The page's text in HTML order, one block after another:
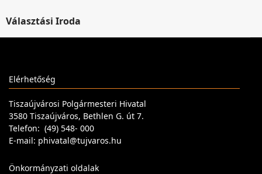
Választási Iroda
Elérhetőség
Tiszaújvárosi Polgármesteri Hivatal
3580 Tiszaújváros, Bethlen G. út 7.
Telefon: (49) 548- 000
E-mail: phivatal@tujvaros.hu
Önkormányzati oldalak